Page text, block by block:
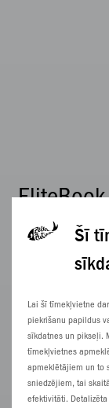
Šī
Lai šī tīmekļvietne
piekrišanu papildus
sīkdatnes un pikseļi.
tīmekļvietnes
apmeklētājiem un to
sniedzējiem, tai
efektivitāti.